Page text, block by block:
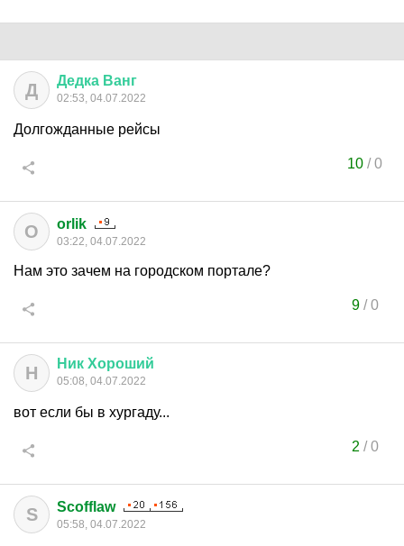
Д Дедка Ванг
02:53, 04.07.2022
Долгожданные рейсы
10 /0
O orlik
03:22, 04.07.2022
Нам это зачем на городском портале?
9/0
Н Ник Хороший
05:08, 04.07.2022
вот если бы в хургаду...
2 /0
S Scofflaw
05:58, 04.07.2022